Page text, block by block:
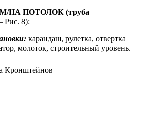
НА ПОТОЛОК (труба
Рис. 8):
карандаш, рулетка, отвертка
молоток, строительный уровень.